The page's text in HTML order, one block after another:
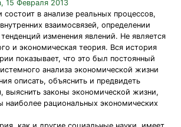
15 Февраля 2013
состоит в анализе реальных процессов,
взаимосвязей, определении
изменения явлений. Не является
и экономическая теория. Вся история
показывает, что это был постоянный
анализа экономической жизни
описать, объяснить и предвидеть
выяснить законы экономической жизни,
наиболее рациональных экономических